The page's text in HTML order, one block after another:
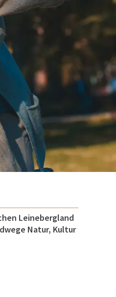
Leinebergland
Natur, Kultur